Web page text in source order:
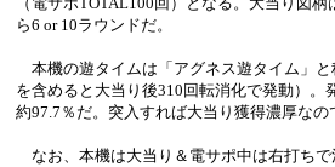
ら6 or 10ラウンドだ。
本機の遊タイムは「アグネス遊タイム」
を含めると大当り後310回転消化で発動）
約97.7％だ。突入すれば大当り獲得濃厚なの
なお、本機は大当り＆電サポ中は右打ち